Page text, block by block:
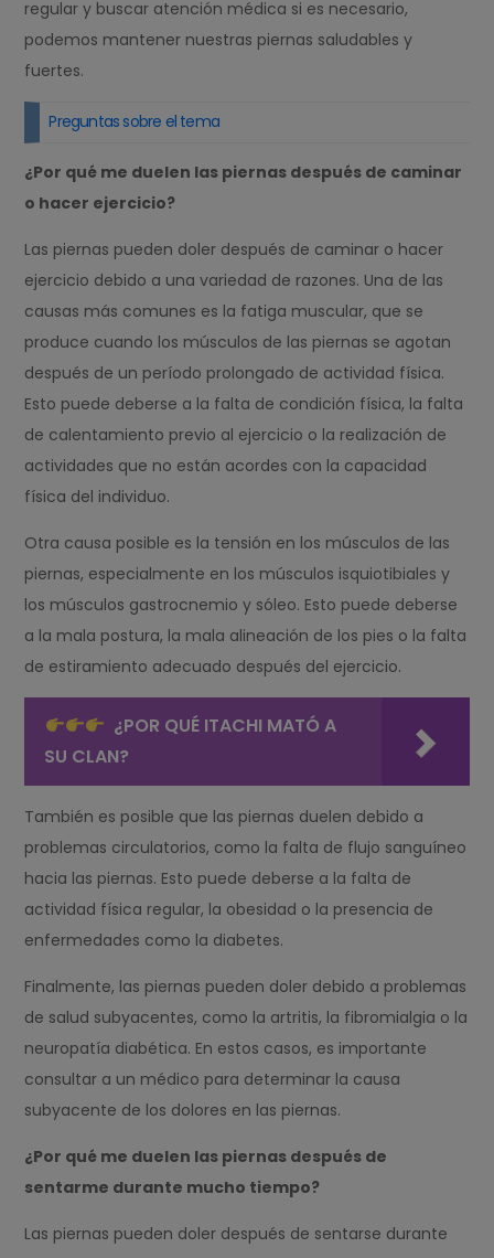
regular y buscar atención médica si es necesario,
podemos mantener nuestras piernas saludables y
fuertes.
Preguntas sobre el tema
¿Por qué me duelen las piernas después de caminar
o hacer ejercicio?
Las piernas pueden doler después de caminar o hacer
ejercicio debido a una variedad de razones. Una de las
causas más comunes es la fatiga muscular, que se
produce cuando los músculos de las piernas se agotan
después de un período prolongado de actividad física.
Esto puede deberse a la falta de condición física, la falta
de calentamiento previo al ejercicio o la realización de
actividades que no están acordes con la capacidad
física del individuo.
Otra causa posible es la tensión en los músculos de las
piernas, especialmente en los músculos isquiotibiales y
los músculos gastrocnemio y sóleo. Esto puede deberse
a la mala postura, la mala alineación de los pies o la falta
de estiramiento adecuado después del ejercicio.
¿POR QUÉ ITACHI MATÓ A
SU CLAN?
También es posible que las piernas duelen debido a
problemas circulatorios, como la falta de flujo sanguíneo
hacia las piernas. Esto puede deberse a la falta de
actividad física regular, la obesidad o la presencia de
enfermedades como la diabetes.
Finalmente, las piernas pueden doler debido a problemas
de salud subyacentes, como la artritis, la fibromialgia o la
neuropatía diabética. En estos casos, es importante
consultar a un médico para determinar la causa
subyacente de los dolores en las piernas.
¿Por qué me duelen las piernas después de
sentarme durante mucho tiempo?
Las piernas pueden doler después de sentarse durante